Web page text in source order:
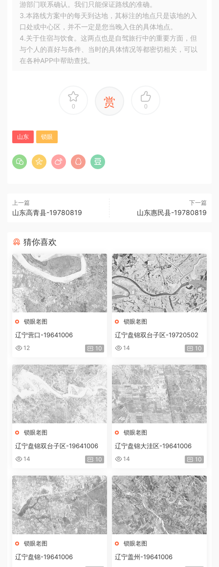
游部门联系确认。我们只能保证路线的准确。
3.本路线方案中的每天到达地，其标注的地点只是该地的入
口处或中心区，并不一定是您当晚入住的具体地点。
4.关于住宿与饮食。这两点也是自驾旅行中的重要方面，但
与个人的喜好与条件、当时的具体情况等都密切相关，可以
在各种APP中帮助查找。
0 赏 0
山东 锁眼
上一篇
山东高青县-19780819
下一篇
山东惠民县-19780819
猜你喜欢
锁眼老图
辽宁营口-19641006
12 10
锁眼老图
辽宁盘锦双台子区-19720502
14 10
锁眼老图
辽宁盘锦双台子区-19641006
14 10
锁眼老图
辽宁盘锦大洼区-19641006
14 10
锁眼老图
辽宁盘锦-19641006
锁眼老图
辽宁盖州-19641006